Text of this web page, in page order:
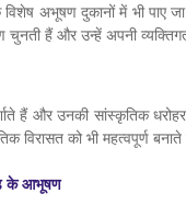
अभूषण दुकानों में भी पाए जा
हैं और उन्हें अपनी
हैं और उनकी सांस्कृतिक
विरासत को भी महत्वपूर्ण बनाते
के आभूषण